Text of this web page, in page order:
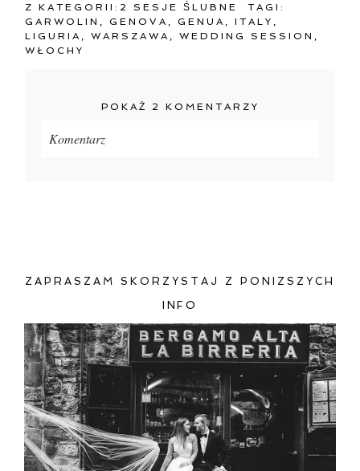
Z KATEGORII: 2 SESJE ŚLUBNE
TAGI:
GARWOLIN
GENOVA GENUA ,ITALY
LIGURIA
,WARSZAWA ,WEDDING SESSION
WŁOCHY
POKAŻ 2 KOMENTARZY
Komentarz
ZAMIEŚĆ KOMENTARZ
ZAPRASZAM SKORZYSTAJ Z PONIZSZYCH
INFO